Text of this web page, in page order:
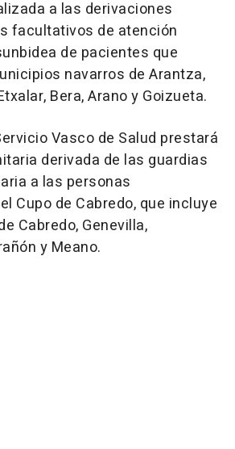
a las derivaciones
facultativos de atención
de pacientes que
navarros de Arantza,
Bera, Arano y Goizueta.
Vasco de Salud prestará
derivada de las guardias
a las personas
Cupo de Cabredo, que incluye
Cabredo, Genevilla,
y Meano.